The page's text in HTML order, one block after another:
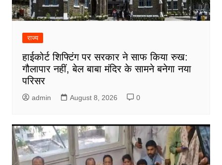
राज्य
हाईकोर्ट शिफ्टिंग पर सरकार ने साफ किया रुख:
गौलापार नहीं, बेल बाबा मंदिर के सामने बनेगा नया
परिसर
admin August 8, 2026 0